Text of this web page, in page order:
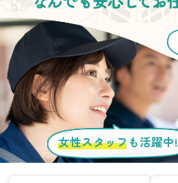
女性スタッフ も活躍中!